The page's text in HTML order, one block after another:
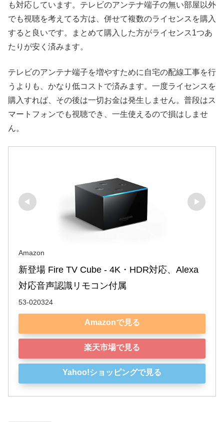
も対応しています。テレビのアンテナ端子の無い部屋以外
でも視聴を考えてる方は、併せて複数のライセンスを購入
すると良いです。まとめて購入した方がライセンス1つあ
たりが安く済みます。
テレビのアンテナ端子を増やすために自宅の配線工事を行
うよりも、かなり低コストで済みます。一度ライセンスを
購入すれば、その後は一切お金は発生しません。普段はス
マートフォンでも視聴でき、一生使えるので損はしませ
ん。
Amazon
新登場 Fire TV Cube - 4K・HDR対応、Alexa
対応音声認識リモコン付属
53-020324
Amazonで見る
楽天市場で見る
Yahoo!ショッピングで見る